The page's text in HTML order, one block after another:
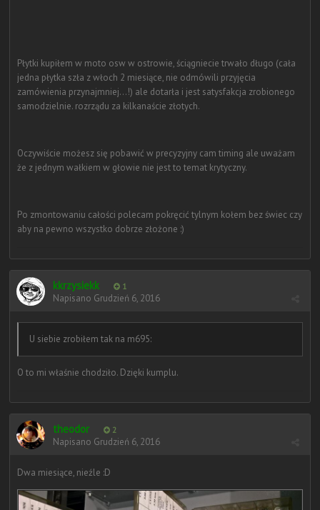
Płytki kupiłem w moto osw w ostrowie, ściągniecie trwało długo (cała
jedna płytka szła z włoch 2 miesiące, nie odmówili przyjęcia
zamówienia przynajmniej...!) ale dotarła i jest satysfakcja zrobionego
samodzielnie. rozrządu za kilkanaście złotych.
Oczywiście możesz się pobawić w precyzyjny cam timing ale uważam
że z jednym wałkiem w głowie nie jest to temat krytyczny.
Po zmontowaniu całości polecam pokręcić tylnym kołem bez świec czy
aby na pewno wszystko dobrze złożone :)
kkrzysiekk 1
Napisano Grudzień 6, 2016
U siebie zrobiłem tak na m695:
O to mi właśnie chodziło. Dzięki kumplu.
theodor 2
Napisano Grudzień 6, 2016
Dwa miesiące, nieźle :D